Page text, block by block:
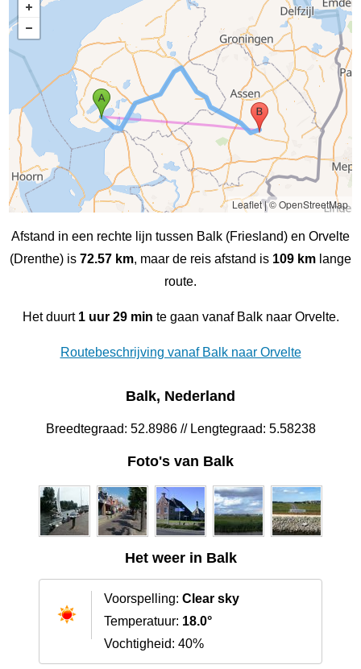
Leaflet|© OpenStreetMap
Afstand in een rechte lijn tussen Balk (Friesland) en Orvelte
(Drenthe) is 72.57 km, maar de reis afstand is 109 km lange
route.
Het duurt 1 uur 29 min te gaan vanaf Balk naar Orvelte.
Routebeschrijving vanaf Balk naar Orvelte
Balk, Nederland
Breedtegraad: 52.8986 // Lengtegraad: 5.58238
Foto's van Balk
Het weer in Balk
Voorspelling: Clear sky
Temperatuur: 18.0°
Vochtigheid: 40%